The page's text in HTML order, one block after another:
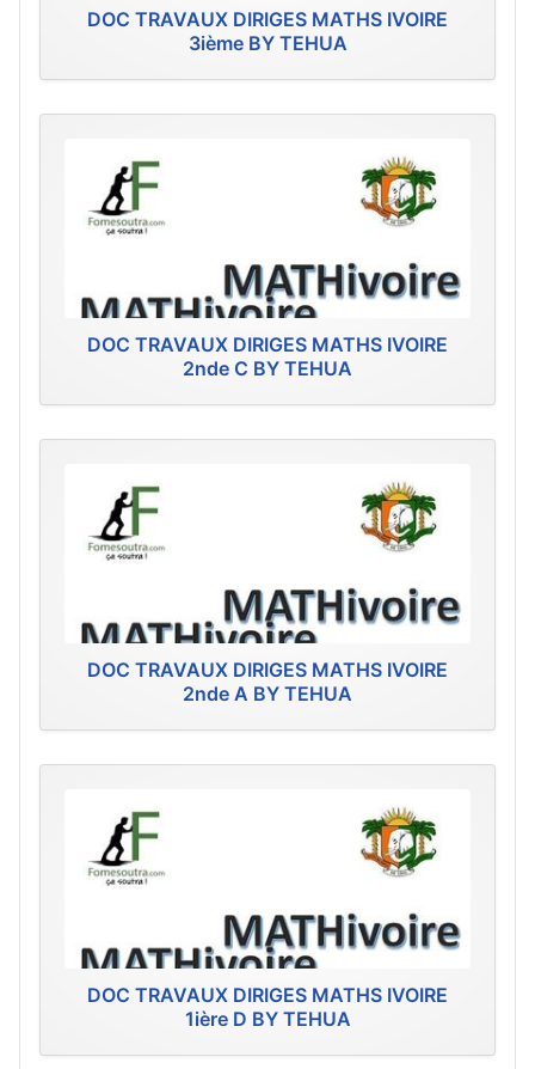
DOC TRAVAUX DIRIGES MATHS IVOIRE
3ième BY TEHUA
DOC TRAVAUX DIRIGES MATHS IVOIRE
2nde C BY TEHUA
DOC TRAVAUX DIRIGES MATHS IVOIRE
2nde A BY TEHUA
DOC TRAVAUX DIRIGES MATHS IVOIRE
1ière D BY TEHUA